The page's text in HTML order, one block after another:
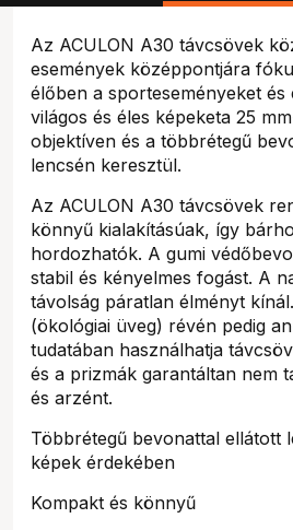
Az ACULON A30 távcsövek
események középpontjára
élőben a sporteseményeket és
világos és éles képeketa 25
objektíven és a többrétegű
lencsén keresztül.
Az ACULON A30 távcsövek
könnyű kialakításúak, így
hordozhatók. A gumi
stabil és kényelmes fogást. A
távolság páratlan élményt
(ökológiai üveg) révén pedig
tudatában használhatja
és a prizmák garantáltan nem
és arzént.
Többrétegű bevonattal ellátott
képek érdekében
Kompakt és könnyű